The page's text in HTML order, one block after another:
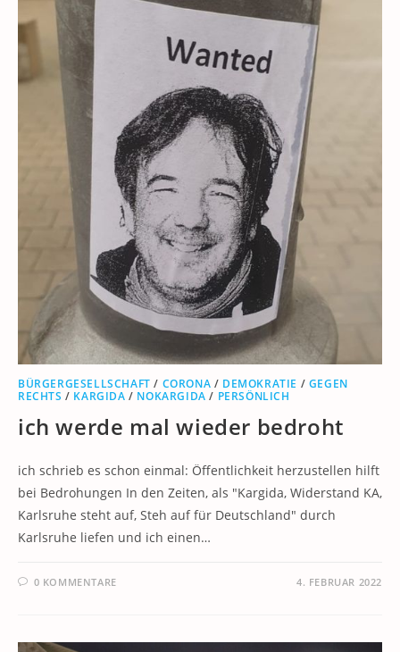
BÜRGERGESELLSCHAFT / CORONA / DEMOKRATIE / GEGEN
RECHTS / KARGIDA / NOKARGIDA / PERSÖNLICH
ich werde mal wieder bedroht
ich schrieb es schon einmal: Öffentlichkeit herzustellen hilft
bei Bedrohungen In den Zeiten, als "Kargida, Widerstand KA,
Karlsruhe steht auf, Steh auf für Deutschland" durch
Karlsruhe liefen und ich einen…
0 KOMMENTARE 4. FEBRUAR 2022